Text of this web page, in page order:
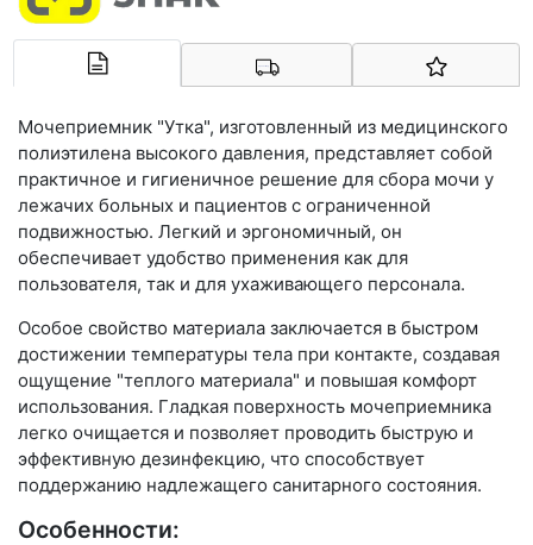
Арконт-Мед
Мочеприемник "Утка", изготовленный из медицинского
полиэтилена высокого давления, представляет собой
практичное и гигиеничное решение для сбора мочи у
лежачих больных и пациентов с ограниченной
подвижностью. Легкий и эргономичный, он
обеспечивает удобство применения как для
пользователя, так и для ухаживающего персонала.
Особое свойство материала заключается в быстром
достижении температуры тела при контакте, создавая
ощущение "теплого материала" и повышая комфорт
использования. Гладкая поверхность мочеприемника
легко очищается и позволяет проводить быструю и
эффективную дезинфекцию, что способствует
поддержанию надлежащего санитарного состояния.
Особенности: